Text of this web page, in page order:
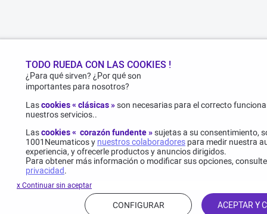
TODO RUEDA CON LAS COOKIES !
¿Para qué sirven? ¿Por qué son
importantes para nosotros?
Lascookies « clásicas »son necesarias para el correcto
nuestros servicios..
Lascookies « corazón fundente »sujetas a su consentimiento,
1001Neumaticos y nuestros colaboradores para medir nuestra
experiencia, y ofrecerle productos y anuncios dirigidos.
Para obtener más información o modificar sus opciones,
privacidad.
ACEPTAR Y
CONFIGURAR
x Continuar sin aceptar